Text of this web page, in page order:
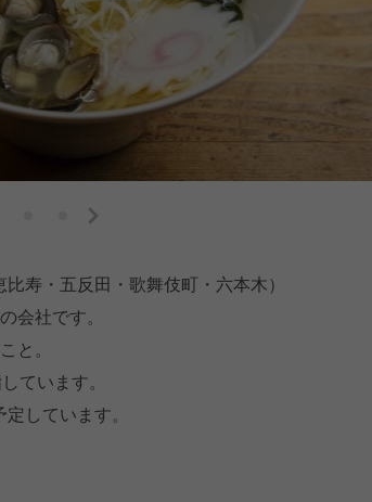
寿・五反田・歌舞伎町・六本木）
会社です。
と。
ています。
しています。